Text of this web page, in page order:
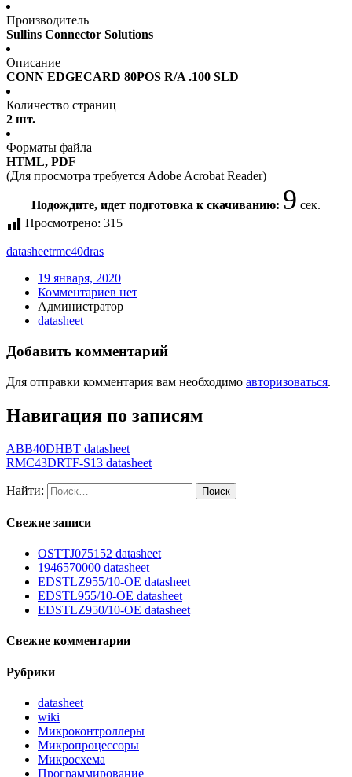
Производитель
Sullins Connector Solutions
Описание
CONN EDGECARD 80POS R/A .100 SLD
Количество страниц
2 шт.
Форматы файла
HTML, PDF
(Для просмотра требуется Adobe Acrobat Reader)
Подождите, идет подготовка к скачиванию: 9 сек.
Просмотрено: 315
datasheetrmc40dras
19 января, 2020
Комментариев нет
Администратор
datasheet
Добавить комментарий
Для отправки комментария вам необходимо авторизоваться.
Навигация по записям
ABB40DHBT datasheet
RMC43DRTF-S13 datasheet
Найти:
Свежие записи
OSTTJ075152 datasheet
1946570000 datasheet
EDSTLZ955/10-OE datasheet
EDSTL955/10-OE datasheet
EDSTLZ950/10-OE datasheet
Свежие комментарии
Рубрики
datasheet
wiki
Микроконтроллеры
Микропроцессоры
Микросхема
Программирование